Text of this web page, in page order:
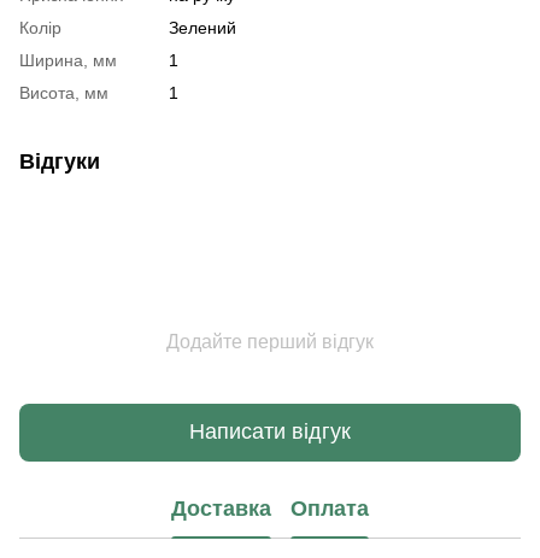
Колір
Зелений
Ширина, мм
1
Висота, мм
1
Відгуки
Додайте перший відгук
Написати відгук
Доставка Оплата